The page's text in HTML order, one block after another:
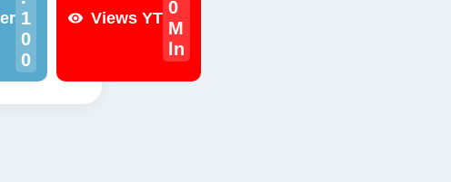
1
0
0
Views YT
0
M
ln